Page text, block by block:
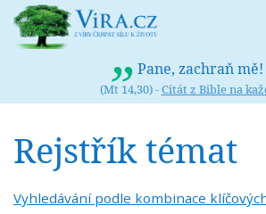
Pane, zachraň mě!
(Mt 14,30) -Citát z Bible na
Rejstřík témat
Vyhledávání podle kombinace